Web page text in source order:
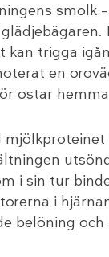
smolk
kan trigga
en
ostar
mjölkproteinet
i sin tur
i
belöning och